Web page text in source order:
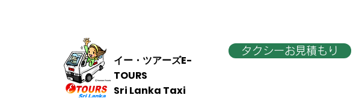
イー・ツアーズE-
TOURS
Sri Lanka Taxi
タクシーお見積もり